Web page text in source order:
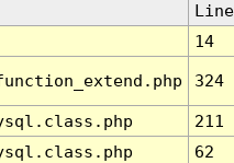
Line
14
324
211
62